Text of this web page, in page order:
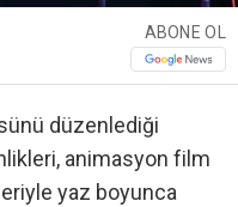
ABONE OL
düzenlediği
animasyon film
yaz boyunca